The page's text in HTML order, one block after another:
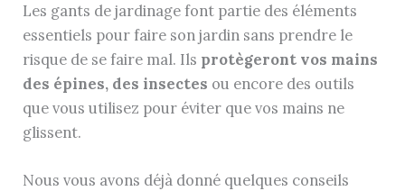
Les gants de jardinage font partie des éléments
essentiels pour faire son jardin sans prendre le
risque de se faire mal. Ils protègeront vos mains
des épines, des insectes ou encore des outils
que vous utilisez pour éviter que vos mains ne
glissent.
Nous vous avons déjà donné quelques conseils